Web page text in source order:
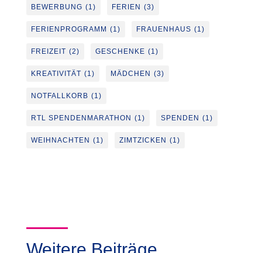
BEWERBUNG (1) FERIEN (3)
FERIENPROGRAMM (1) FRAUENHAUS (1)
FREIZEIT (2) GESCHENKE (1)
KREATIVITÄT (1) MÄDCHEN (3)
NOTFALLKORB (1)
RTL SPENDENMARATHON (1) SPENDEN (1)
WEIHNACHTEN (1) ZIMTZICKEN (1)